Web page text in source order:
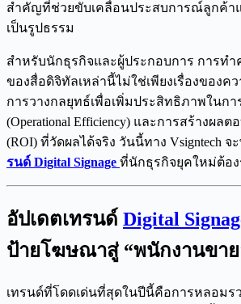
สำคัญที่ช่วยขับเคลื่อนประสบการณ์ลูกค้า
เป็นรูปธรรม
สำหรับนักธุรกิจและผู้ประกอบการ การทำ
ของสื่อดิจิทัลเหล่านี้ไม่ใช่เพียงเรื่องของค
การวางกลยุทธ์เพื่อเพิ่มประสิทธิภาพในกา
(Operational Efficiency) และการสร้างผล
(ROI) ที่วัดผลได้จริง วันนี้ทาง Vsigntech จ
รนด์ Digital Signage ที่นักธุรกิจยุคใหม่ต้อง
อัปเดตเทรนด์ Digital
ป้ายโฆษณาสู่ “พนักงานขาย
เทรนด์ที่โดดเด่นที่สุดในปีนี้คือการหลอมร